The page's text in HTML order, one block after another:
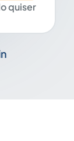
quiser